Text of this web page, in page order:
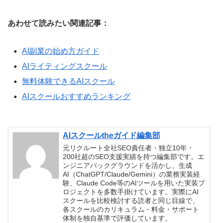
あわせて読みたい関連記事：
AI副業の始め方ガイド
AIライティングスクール
無料体験できるAIスクール
AIスクールおすすめランキング
AIスクールtheガイド編集部
元リクルート全社SEO責任者・独立10年・
200社超のSEO支援実績を持つ編集部です。エ
ンジニアバックグラウンドを活かし、生成
AI（ChatGPT/Claude/Gemini）の業務実装経
験、Claude Code等のAIツールを用いた実装プ
ロジェクトを多数手掛けています。実際にAI
スクールを比較検討する読者と同じ目線で、
各スクールのカリキュラム・料金・サポート
体制を独自基準で評価しています。